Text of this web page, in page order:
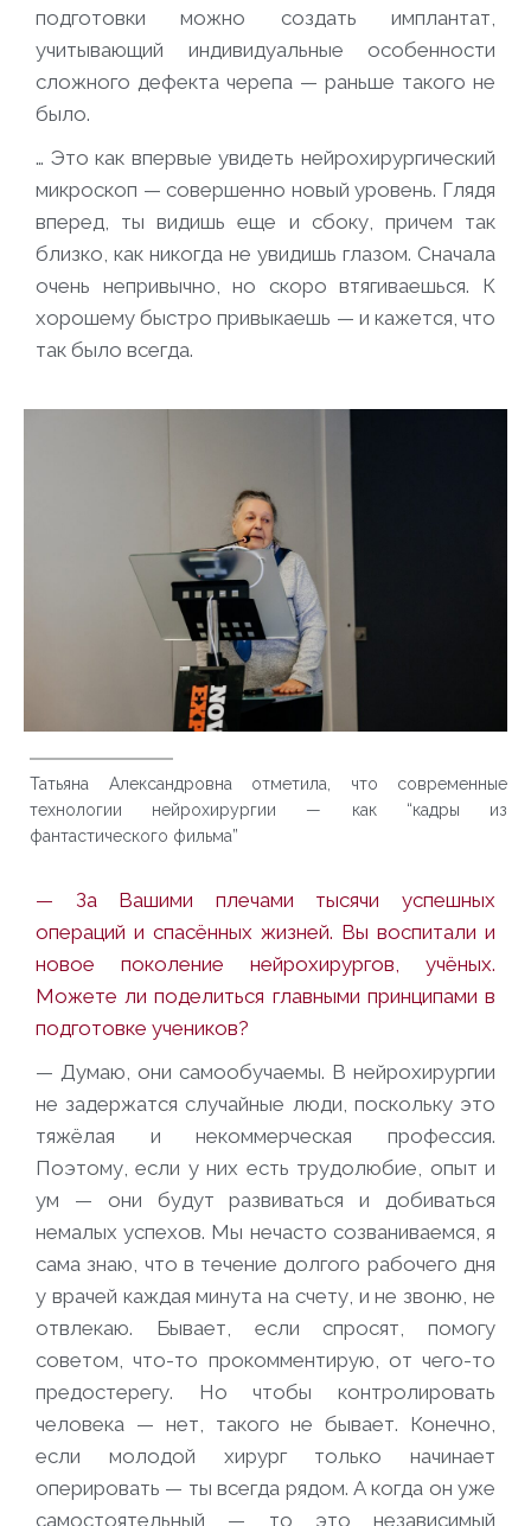
подготовки можно создать имплантат,
учитывающий индивидуальные особенности
сложного дефекта черепа — раньше такого не
было.
… Это как впервые увидеть нейрохирургический
микроскоп — совершенно новый уровень. Глядя
вперед, ты видишь еще и сбоку, причем так
близко, как никогда не увидишь глазом. Сначала
очень непривычно, но скоро втягиваешься. К
хорошему быстро привыкаешь — и кажется, что
так было всегда.
Татьяна Александровна отметила, что современные
технологии нейрохирургии — как “кадры из
фантастического фильма”
— За Вашими плечами тысячи успешных
операций и спасённых жизней. Вы воспитали и
новое поколение нейрохирургов, учёных.
Можете ли поделиться главными принципами в
подготовке учеников?
— Думаю, они самообучаемы. В нейрохирургии
не задержатся случайные люди, поскольку это
тяжёлая и некоммерческая профессия.
Поэтому, если у них есть трудолюбие, опыт и
ум — они будут развиваться и добиваться
немалых успехов. Мы нечасто созваниваемся, я
сама знаю, что в течение долгого рабочего дня
у врачей каждая минута на счету, и не звоню, не
отвлекаю. Бывает, если спросят, помогу
советом, что-то прокомментирую, от чего-то
предостерегу. Но чтобы контролировать
человека — нет, такого не бывает. Конечно,
если молодой хирург только начинает
оперировать — ты всегда рядом. А когда он уже
самостоятельный — то это независимый